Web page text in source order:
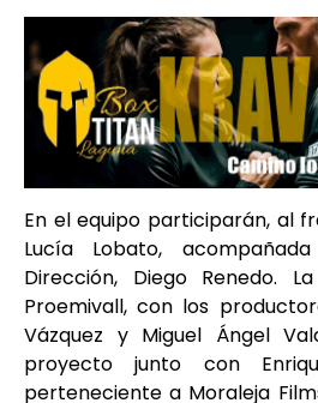
En el equipo participarán, al
Lucía Lobato,
Dirección, Diego Renedo.
Proemivall, con los
Vázquez y Miguel Ángel
proyecto junto con
perteneciente a Moraleja